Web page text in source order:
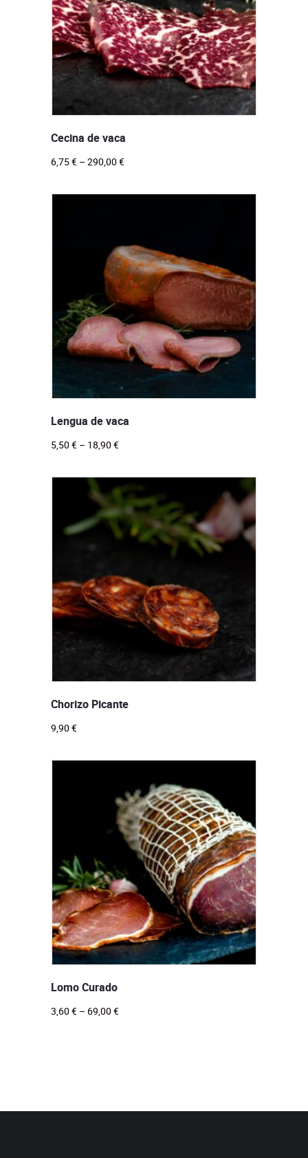
Cecina de vaca
6,75€ – 290,00 €
Lengua de vaca
5,50 € – 18,90 €
Chorizo Picante
9,90 €
Lomo Curado
3,60 € – 69,00 €